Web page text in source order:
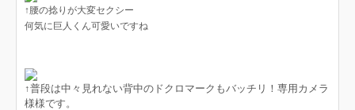
↑腰の捻りが大変セクシー
何気に巨人くん可愛いですね
↑普段は中々見れない背中のドクロマークもバッチリ！専用カメラ
様様です。